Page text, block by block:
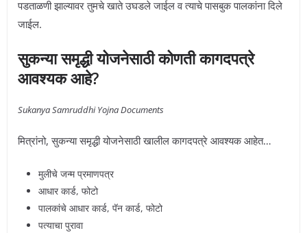
पडताळणी झाल्यावर तुमचे खाते उघडले जाईल व त्याचे पासबुक पालकांना दिले
जाईल.
सुकन्या समृद्धी योजनेसाठी कोणती कागदपत्रे
आवश्यक आहे?
Sukanya Samruddhi Yojna Documents
मित्रांनो, सुकन्या समृद्धी योजनेसाठी खालील कागदपत्रे आवश्यक आहेत…
मुलीचे जन्म प्रमाणपत्र
आधार कार्ड, फोटो
पालकांचे आधार कार्ड, पॅन कार्ड, फोटो
पत्याचा पुरावा